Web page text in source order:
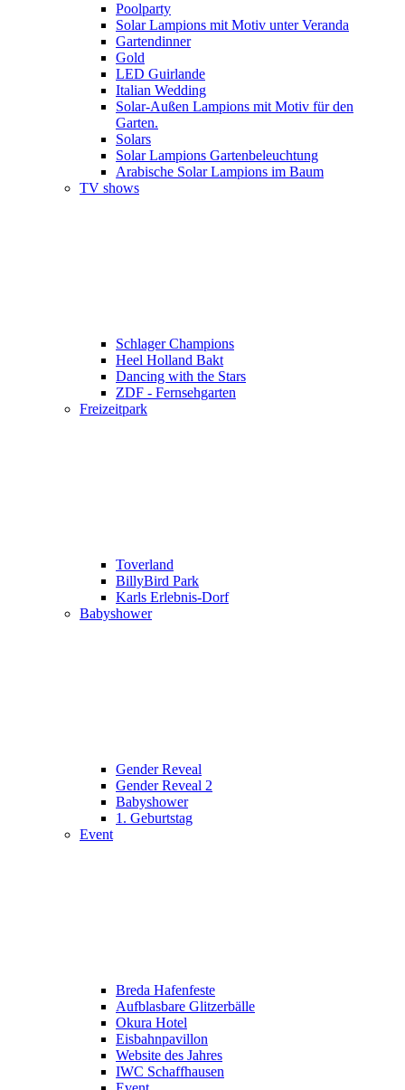
Poolparty
Solar Lampions mit Motiv unter Veranda
Gartendinner
Gold
LED Guirlande
Italian Wedding
Solar-Außen Lampions mit Motiv für den
Garten.
Solars
Solar Lampions Gartenbeleuchtung
Arabische Solar Lampions im Baum
TV shows
Schlager Champions
Heel Holland Bakt
Dancing with the Stars
ZDF - Fernsehgarten
Freizeitpark
Toverland
BillyBird Park
Karls Erlebnis-Dorf
Babyshower
Gender Reveal
Gender Reveal 2
Babyshower
1. Geburtstag
Event
Breda Hafenfeste
Aufblasbare Glitzerbälle
Okura Hotel
Eisbahnpavillon
Website des Jahres
IWC Schaffhausen